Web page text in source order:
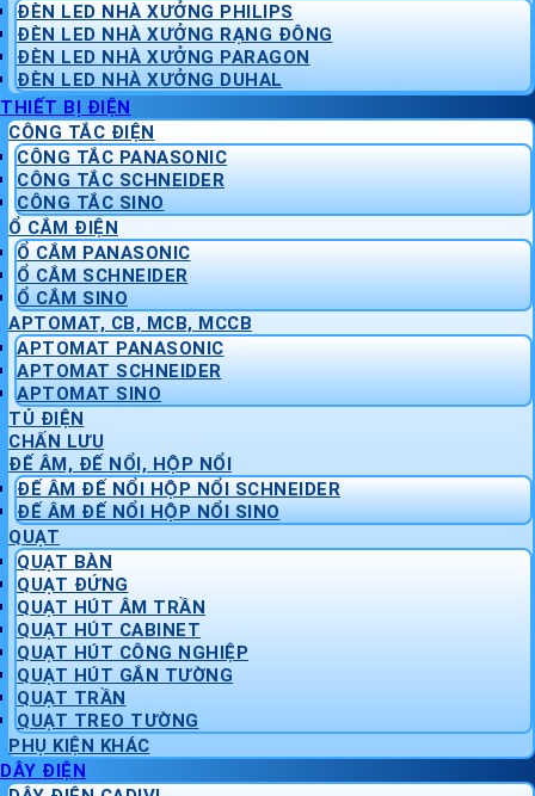
ĐÈN LED NHÀ XƯỞNG PHILIPS
ĐÈN LED NHÀ XƯỞNG RẠNG ĐÔNG
ĐÈN LED NHÀ XƯỞNG PARAGON
ĐÈN LED NHÀ XƯỞNG DUHAL
THIẾT BỊ ĐIỆN
CÔNG TẮC ĐIỆN
CÔNG TẮC PANASONIC
CÔNG TẮC SCHNEIDER
CÔNG TẮC SINO
Ổ CẮM ĐIỆN
Ổ CẮM PANASONIC
Ổ CẮM SCHNEIDER
Ổ CẮM SINO
APTOMAT, CB, MCB, MCCB
APTOMAT PANASONIC
APTOMAT SCHNEIDER
APTOMAT SINO
TỦ ĐIỆN
CHẤN LƯU
ĐẾ ÂM, ĐẾ NỔI, HỘP NỔI
ĐẾ ÂM ĐẾ NỔI HỘP NỔI SCHNEIDER
ĐẾ ÂM ĐẾ NỔI HỘP NỔI SINO
QUẠT
QUẠT BÀN
QUẠT ĐỨNG
QUẠT HÚT ÂM TRẦN
QUẠT HÚT CABINET
QUẠT HÚT CÔNG NGHIỆP
QUẠT HÚT GẮN TƯỜNG
QUẠT TRẦN
QUẠT TREO TƯỜNG
PHỤ KIỆN KHÁC
DÂY ĐIỆN